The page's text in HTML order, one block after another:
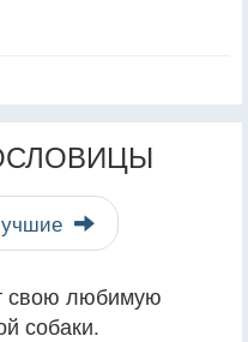
свою любимую
собаки.